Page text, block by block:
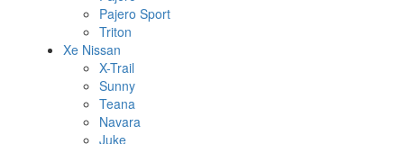
Pajero Sport
Triton
Xe Nissan
X-Trail
Sunny
Teana
Navara
Juke